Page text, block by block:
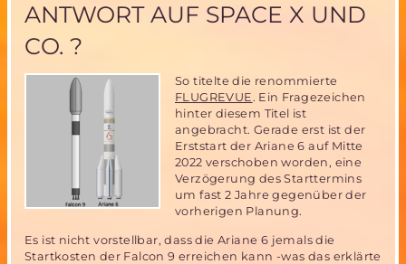
ANTWORT AUF SPACE X UND
CO. ?
So titelte die renommierte
FLUGREVUE. Ein Fragezeichen
hinter diesem Titel ist
angebracht. Gerade erst ist der
Erststart der Ariane 6 auf Mitte
2022 verschoben worden, eine
Verzögerung des Starttermins
um fast 2 Jahre gegenüber der
vorherigen Planung.
Es ist nicht vorstellbar, dass die Ariane 6 jemals die
Startkosten der Falcon 9 erreichen kann -was das erklärte